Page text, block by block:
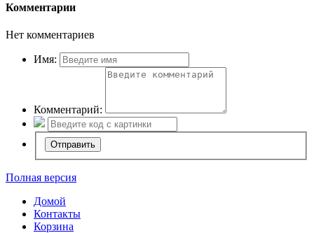
Комментарии
Нет комментариев
Имя:
Комментарий:
Полная версия
Домой
Контакты
Корзина